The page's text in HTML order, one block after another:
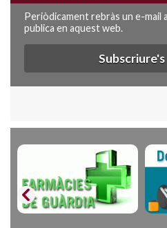
Periòdicament rebràs un e-mail
publica en aquest web.
Subscriure's